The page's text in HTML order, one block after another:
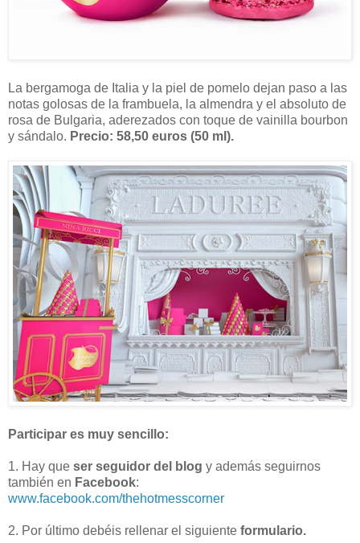
La bergamoga de Italia y la piel de pomelo dejan paso a las
notas golosas de la frambuela, la almendra y el absoluto de
rosa de Bulgaria, aderezados con toque de vainilla bourbon
y sándalo. Precio: 58,50 euros (50 ml).
Participar es muy sencillo:
1. Hay que ser seguidor del blog y además seguirnos
también en Facebook:
www.facebook.com/thehotmesscorner
2. Por último debéis rellenar el siguiente formulario.